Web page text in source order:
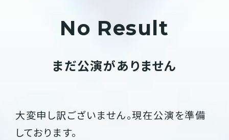
No Result
まだ公演がありません
大変申し訳ございません。現在公演を準備
しております。